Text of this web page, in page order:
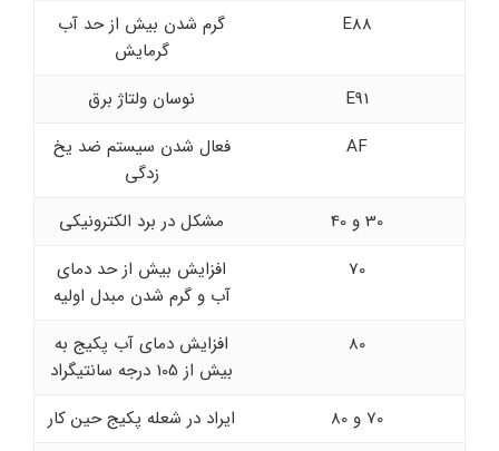
E88
گرم شدن بیش از حد آب
گرمایش
E91
نوسان ولتاژ برق
AF
فعال شدن سیستم ضد یخ
زدگی
30 و 40
مشکل در برد الکترونیکی
70
افزایش بیش از حد دمای
آب و گرم شدن مبدل اولیه
80
افزایش دمای آب پکیج به
بیش از 105 درجه سانتیگراد
70 و 80
ایراد در شعله پکیج حین کار